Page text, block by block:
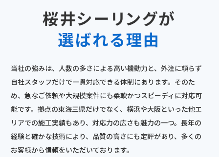
当社の強みは、人数の多さによる高い機動力と、外注に頼らず
自社スタッフだけで一貫対応できる体制にあります。そのた
め、急なご依頼や大規模案件にも柔軟かつスピーディに対応可
能です。拠点の東海三県だけでなく、横浜や大阪といった他エ
リアでの施工実績もあり、対応力の広さも魅力の一つ。長年の
経験と確かな技術により、品質の高さにも定評があり、多くの
お客様から信頼をいただいております。